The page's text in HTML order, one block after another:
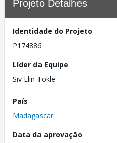
Projeto Detalhes
Identidade do Projeto
P174886
Líder da Equipe
Siv Elin Tokle
País
Madagascar
Data da aprovação